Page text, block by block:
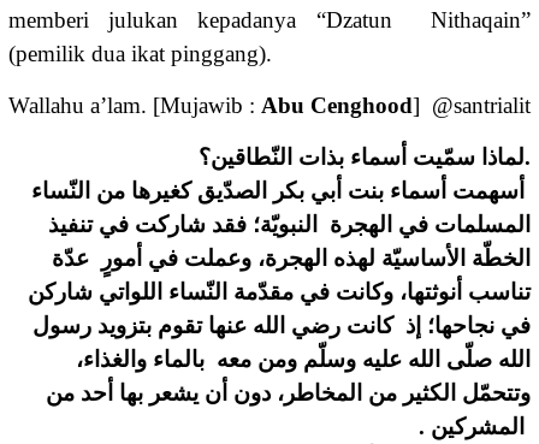
memberi julukan kepadanya “Dzatun Nithaqain”
(pemilik dua ikat pinggang).
Wallahu a’lam. [Mujawib : Abu Cenghood] @santrialit
.ﻟﻤﺎﺫﺍ ﺳﻤّﻴﺖ ﺃﺳﻤﺎﺀ ﺑﺬﺍﺕ ﺍﻟﻨّﻄﺎﻗﻴﻦ؟
ﺃﺳﻬﻤﺖ ﺃﺳﻤﺎﺀ ﺑﻨﺖ ﺃﺑﻲ ﺑﻜﺮ ﺍﻟﺼﺪّﻳﻖ ﻛﻐﻴﺮﻫﺎ ﻣﻦ ﺍﻟﻨّﺴﺎﺀ
ﺍﻟﻤﺴﻠﻤﺎﺕ ﻓﻲ ﺍﻟﻬﺠﺮﺓ ﺍﻟﻨﺒﻮﻳّﺔ؛ ﻓﻘﺪ ﺷﺎﺭﻛﺖ ﻓﻲ ﺗﻨﻔﻴﺬ
ﺍﻟﺨﻄّﺔ ﺍﻷﺳﺎﺳﻴّﺔ ﻟﻬﺬﻩ ﺍﻟﻬﺠﺮﺓ، ﻭﻋﻤﻠﺖ ﻓﻲ ﺃﻣﻮﺭٍ ﻋﺪّﺓ
ﺗﻨﺎﺳﺐ ﺃﻧﻮﺛﺘﻬﺎ، ﻭﻛﺎﻧﺖ ﻓﻲ ﻣﻘﺪّﻣﺔ ﺍﻟﻨّﺴﺎﺀ ﺍﻟﻠﻮﺍﺗﻲ ﺷﺎﺭﻛﻦ
ﻓﻲ ﻧﺠﺎﺣﻬﺎ؛ ﺇﺫ ﻛﺎﻧﺖ ﺭﺿﻲ ﺍﻟﻠﻪ ﻋﻨﻬﺎ ﺗﻘﻮﻡ ﺑﺘﺰﻭﻳﺪ ﺭﺳﻮﻝ
ﺍﻟﻠﻪ ﺻﻠّﻰ ﺍﻟﻠﻪ ﻋﻠﻴﻪ ﻭﺳﻠّﻢ ﻭﻣﻦ ﻣﻌﻪ ﺑﺎﻟﻤﺎﺀ ﻭﺍﻟﻐﺬﺍﺀ،
ﻭﺗﺘﺤﻤّﻞ ﺍﻟﻜﺜﻴﺮ ﻣﻦ ﺍﻟﻤﺨﺎﻃﺮ، ﺩﻭﻥ ﺃﻥ ﻳﺸﻌﺮ ﺑﻬﺎ ﺃﺣﺪ ﻣﻦ
ﺍﻟﻤﺸﺮﻛﻴﻦ .